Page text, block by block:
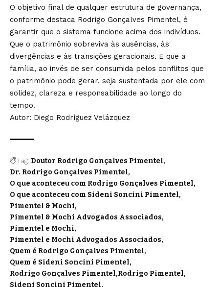
O objetivo final de qualquer estrutura de governança,
conforme destaca Rodrigo Gonçalves Pimentel, é
garantir que o sistema funcione acima dos indivíduos.
Que o patrimônio sobreviva às ausências, às
divergências e às transições geracionais. E que a
família, ao invés de ser consumida pelos conflitos que
o patrimônio pode gerar, seja sustentada por ele com
solidez, clareza e responsabilidade ao longo do
tempo.
Autor: Diego Rodríguez Velázquez
Tag: Doutor Rodrigo Gonçalves Pimentel
Dr. Rodrigo Gonçalves Pimentel
O que aconteceu com Rodrigo Gonçalves Pimentel
O que aconteceu com Sideni Soncini Pimentel
Pimentel & Mochi
Pimentel & Mochi Advogados Associados
Pimentel e Mochi
Pimentel e Mochi Advogados Associados
Quem é Rodrigo Gonçalves Pimentel
Quem é Sideni Soncini Pimentel
Rodrigo Gonçalves Pimentel Rodrigo Pimentel
Sideni Soncini Pimentel